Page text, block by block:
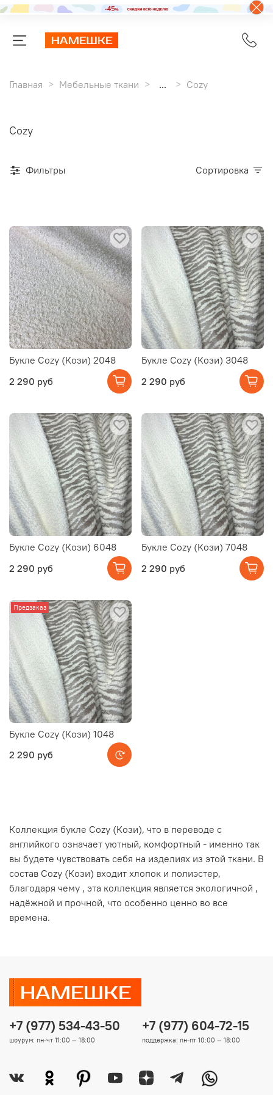
Главная Мебельные ткани ... Cozy
Cozy
Фильтры Сортировка
Букле Cozy (Кози) 2048
2 290 руб
Букле Cozy (Кози) 3048
2 290 руб
Букле Cozy (Кози) 6048
2 290 руб
Букле Cozy (Кози) 7048
2 290 руб
Предзаказ
Букле Cozy (Кози) 1048
2 290 руб
Коллекция букле Cozy (Кози), что в переводе с
английкого означает уютный, комфортный - именно так
вы будете чувствовать себя на изделиях из этой ткани. В
состав Cozy (Кози) входит хлопок и полиэстер,
благодаря чему , эта коллекция является экологичной ,
надёжной и прочной, что особенно ценно во все
времена.
+7 (977) 534-43-50
шоурум: пн-чт 11:00 — 18:00
+7 (977) 604-72-15
поддержка: пн-пт 10:00 — 18:00